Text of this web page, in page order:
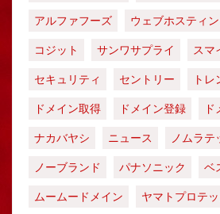
アルファフーズ
ウェブホスティ
コジット
サンワサプライ
スマ
セキュリティ
セントリー
トレ
ドメイン取得
ドメイン登録
ナカバヤシ
ニュース
ノムラテ
ノーブランド
パナソニック
ベ
ムームードメイン
ヤマトプロテ